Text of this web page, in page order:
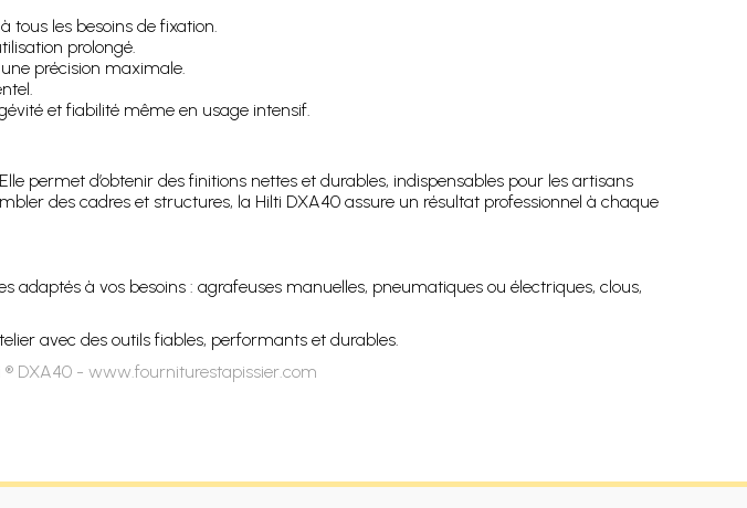
les besoins de fixation.
prolongé.
précision maximale.
et fiabilité même en usage intensif.
permet d’obtenir des finitions nettes et durables, indispensables pour les artisans
des cadres et structures, la Hilti DXA40 assure un résultat professionnel à chaque
adaptés à vos besoins : agrafeuses manuelles, pneumatiques ou électriques, clous,
avec des outils fiables, performants et durables.
® DXA40 - www.fourniturestapissier.com